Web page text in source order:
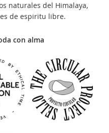
naturales del Himalaya,
de espiritu libre.
con alma